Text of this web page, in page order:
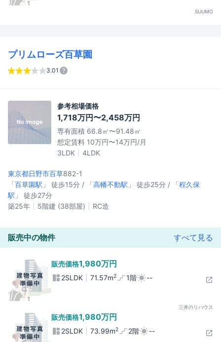
SUUMO
プリムローズ百草園
3.01
参考相場価格
1,718万円〜2,458万円
専有面積 66.8㎡〜91.48㎡
想定賃料 10万円〜14万円/月
3LDK
4LDK
東京都日野市百草882-1
「百草園駅 」 徒歩15分 / 「高幡不動駅 」 徒歩25分 / 「程久保
駅 」 徒歩27分
築25年
5階建 (38部屋) RC造
販売中の物件 すべて見る
販売価格1,980万円
2SLDK 71.57m2 1階 --
三井のリハウス
販売価格1,980万円
2SLDK 73.99m2 2階 --